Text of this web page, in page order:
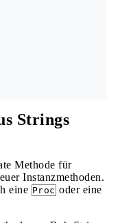
Strings
Methode für
Instanzmethoden.
eine Proc oder eine